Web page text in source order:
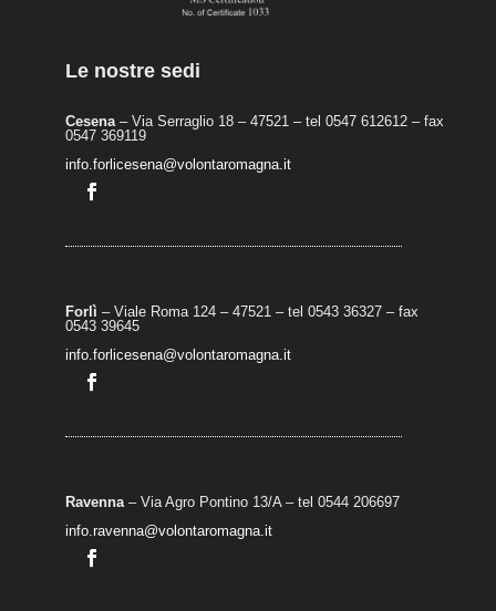
Le nostre sedi
Cesena– Via Serraglio 18 – 47521 – tel 0547 612612 – fax
0547 369119
info.forlicesena@volontaromagna.it
Forlì – Viale Roma 124 – 47521 – tel 0543 36327 – fax
0543 39645
info.forlicesena@volontaromagna.it
Ravenna– Via Agro Pontino 13/A– tel 0544 206697
info.ravenna@volontaromagna.it